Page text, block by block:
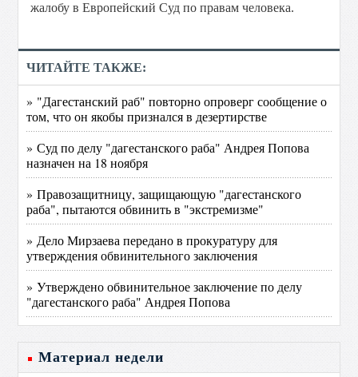
жалобу в Европейский Суд по правам человека.
ЧИТАЙТЕ ТАКЖЕ:
» "Дагестанский раб" повторно опроверг сообщение о
том, что он якобы признался в дезертирстве
» Суд по делу "дагестанского раба" Андрея Попова
назначен на 18 ноября
» Правозащитницу, защищающую "дагестанского
раба", пытаются обвинить в "экстремизме"
» Дело Мирзаева передано в прокуратуру для
утверждения обвинительного заключения
» Утверждено обвинительное заключение по делу
"дагестанского раба" Андрея Попова
Материал недели